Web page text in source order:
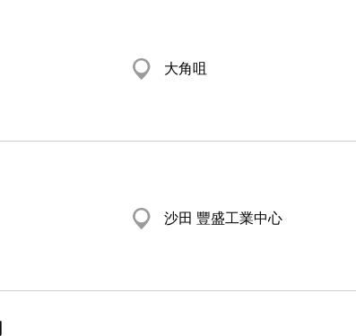
大角咀
沙田 豐盛工業中心